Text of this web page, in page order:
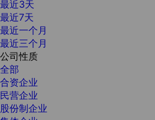
最近3天
最近7天
最近一个月
最近三个月
公司性质
全部
合资企业
民营企业
股份制企业